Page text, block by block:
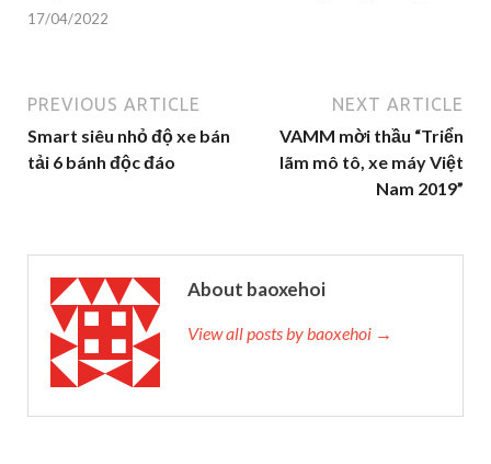
17/04/2022
PREVIOUS ARTICLE
Smart siêu nhỏ độ xe bán
tải 6 bánh độc đáo
NEXT ARTICLE
VAMM mời thầu “Triển
lãm mô tô, xe máy Việt
Nam 2019”
About baoxehoi
View all posts by baoxehoi →